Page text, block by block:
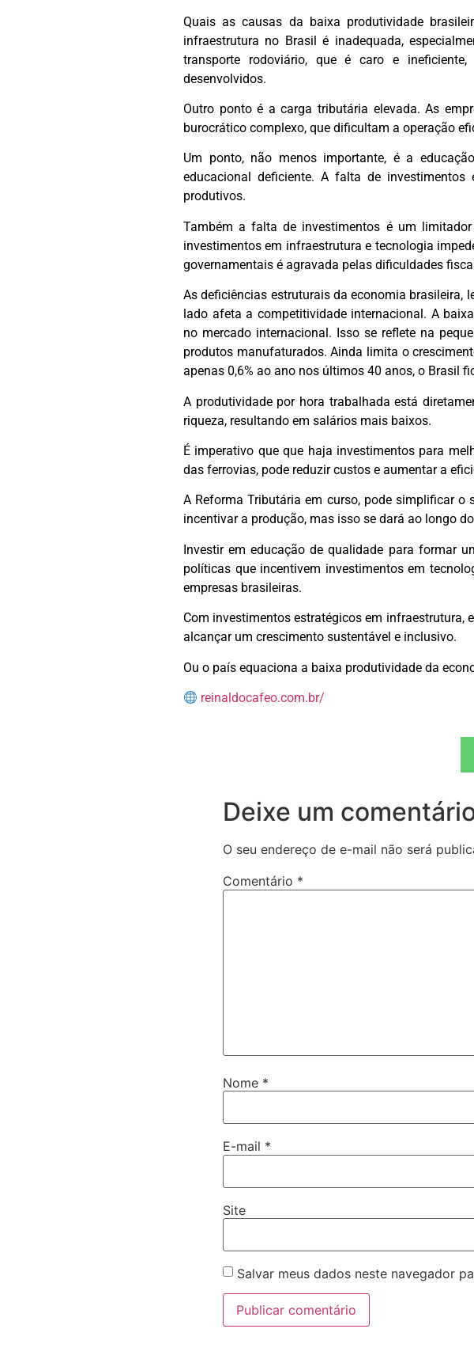
Quais as causas da baixa produtividade
infraestrutura no Brasil é inadequada,
transporte rodoviário, que é caro e
desenvolvidos.
Outro ponto é a carga tributária elevada. As
burocrático complexo, que dificultam a operação
Um ponto, não menos importante, é a
educacional deficiente. A falta de
produtivos.
Também a falta de investimentos é um
investimentos em infraestrutura e tecnologia
governamentais é agravada pelas dificuldades
As deficiências estruturais da economia brasileira,
lado afeta a competitividade internacional. A
no mercado internacional. Isso se reflete na
produtos manufaturados. Ainda limita o
apenas 0,6% ao ano nos últimos 40 anos, o Brasil
A produtividade por hora trabalhada está
riqueza, resultando em salários mais baixos.
É imperativo que que haja investimentos para
das ferrovias, pode reduzir custos e aumentar a
A Reforma Tributária em curso, pode simplificar
incentivar a produção, mas isso se dará ao longo
Investir em educação de qualidade para formar
políticas que incentivem investimentos em
empresas brasileiras.
Com investimentos estratégicos em infraestrutura,
alcançar um crescimento sustentável e inclusivo.
Ou o país equaciona a baixa produtividade da
reinaldocafeo.com.br/
Deixe um
O seu endereço de e-mail não será
Comentário *
Nome *
E-mail *
Site
Salvar meus dados neste navegador